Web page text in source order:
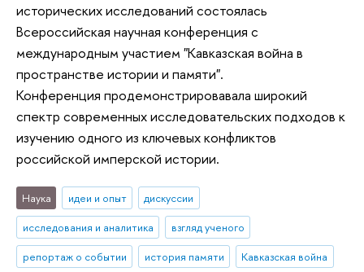
исторических исследований состоялась
Всероссийская научная конференция с
международным участием "Кавказская война в
пространстве истории и памяти".
Конференция продемонстрировавала широкий
спектр современных исследовательских подходов к
изучению одного из ключевых конфликтов
российской имперской истории.
Наука идеи и опыт
дискуссии
исследования и аналитика
взгляд ученого
репортаж о событии
история памяти
Кавказская война